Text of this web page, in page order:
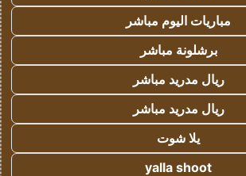
مباريات اليوم مباشر
برشلونة مباشر
ريال مدريد مباشر
ريال مدريد مباشر
يلا شوت
yalla shoot